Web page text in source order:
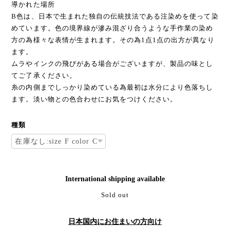
導かれた場所
B色は、日本で生まれた独自の伝統技法である注染めを使って染
めています。色の境界線が滲み混ざり合うような手作業の染め
方の為様々な表情が生まれます。その為1点1点の出方が異なり
ます。
ムラやインクの飛びがある場合がございますが、製品の味とし
てご了承ください。
糸の内側までしっかり染めている為最初は水分により色落ちし
ます。淡い物との色合わせにお気をつけください。
種類
International shipping available
Sold out
日本国内にお住まいの方向け